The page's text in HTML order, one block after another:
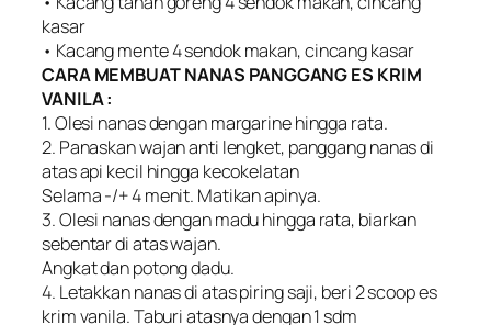
kasar
• Kacang mente 4 sendok makan, cincang kasar
CARA MEMBUAT NANAS PANGGANG ES KRIM
VANILA :
1. Olesi nanas dengan margarine hingga rata.
2. Panaskan wajan anti lengket, panggang nanas di
atas api kecil hingga kecokelatan
Selama -/+ 4 menit. Matikan apinya.
3. Olesi nanas dengan madu hingga rata, biarkan
sebentar di atas wajan.
Angkat dan potong dadu.
4. Letakkan nanas di atas piring saji, beri 2 scoop es
krim vanila. Taburi atasnya dengan 1 sdm